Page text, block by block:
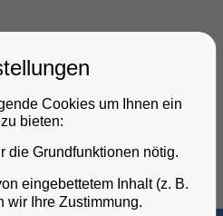
Verkehr Freizeit
Cookies um Ihnen ein
bieten:
die Grundfunktionen nötig.
eingebettetem Inhalt (z. B.
wir Ihre Zustimmung.